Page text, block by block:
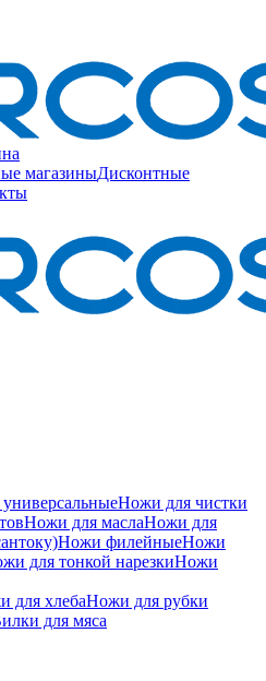
магазиныДисконтные
Ножи для чистки
Ножи для маслаНожи для
Ножи филейныеНожи
для тонкой нарезкиНожи
для хлебаНожи для рубки
для мяса